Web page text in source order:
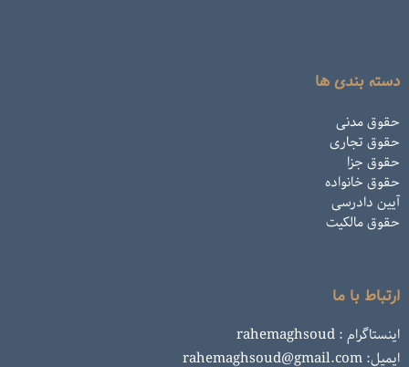
دسته بندی ها
حقوق مدنی
حقوق تجاری
حقوق جزا
حقوق خانواده
آیین دادرسی
حقوق مالکیت
ارتباط با ما
اینستاگرام : rahemaghsoud
ایمیل: rahemaghsoud@gmail.com